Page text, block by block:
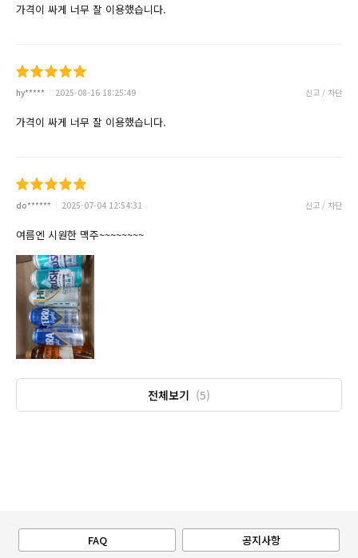
가격이 싸게 너무 잘 이용했습니다.
hy***** 2025-08-16 18:25:49 신고 / 차단
가격이 싸게 너무 잘 이용했습니다.
do****** 2025-07-04 12:54:31 신고 / 차단
여름엔 시원한 맥주~~~~~~~~
전체보기 (5)
FAQ 공지사항